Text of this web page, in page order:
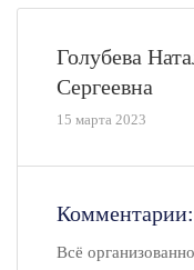
Голубева
Сергеевна
15 марта 2023
Комментарии:
Всё